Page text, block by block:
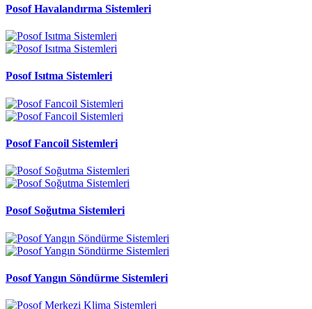
Posof Havalandırma Sistemleri
Posof Isıtma Sistemleri
Posof Fancoil Sistemleri
Posof Soğutma Sistemleri
Posof Yangın Söndürme Sistemleri